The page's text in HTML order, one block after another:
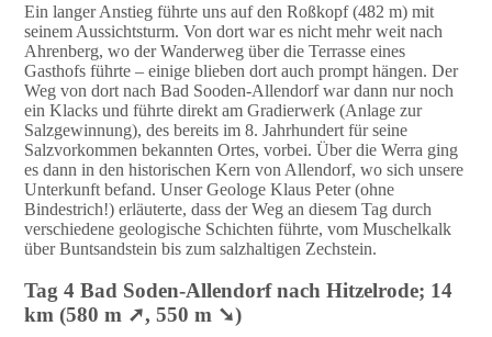
Ein langer Anstieg führte uns auf den Roßkopf (482 m) mit
seinem Aussichtsturm. Von dort war es nicht mehr weit nach
Ahrenberg, wo der Wanderweg über die Terrasse eines
Gasthofs führte – einige blieben dort auch prompt hängen. Der
Weg von dort nach Bad Sooden-Allendorf war dann nur noch
ein Klacks und führte direkt am Gradierwerk (Anlage zur
Salzgewinnung), des bereits im 8. Jahrhundert für seine
Salzvorkommen bekannten Ortes, vorbei. Über die Werra ging
es dann in den historischen Kern von Allendorf, wo sich unsere
Unterkunft befand. Unser Geologe Klaus Peter (ohne
Bindestrich!) erläuterte, dass der Weg an diesem Tag durch
verschiedene geologische Schichten führte, vom Muschelkalk
über Buntsandstein bis zum salzhaltigen Zechstein.
Tag 4 Bad Soden-Allendorf nach Hitzelrode; 14
km (580 m ➚, 550 m ➘)